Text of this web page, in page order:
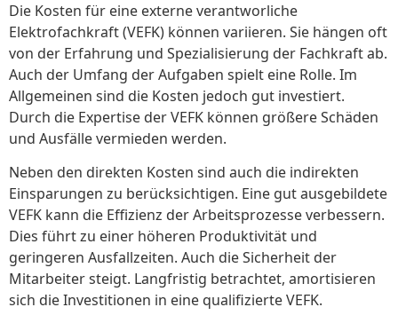
Die Kosten für eine externe verantworliche
Elektrofachkraft (VEFK) können variieren. Sie hängen oft
von der Erfahrung und Spezialisierung der Fachkraft ab.
Auch der Umfang der Aufgaben spielt eine Rolle. Im
Allgemeinen sind die Kosten jedoch gut investiert.
Durch die Expertise der VEFK können größere Schäden
und Ausfälle vermieden werden.
Neben den direkten Kosten sind auch die indirekten
Einsparungen zu berücksichtigen. Eine gut ausgebildete
VEFK kann die Effizienz der Arbeitsprozesse verbessern.
Dies führt zu einer höheren Produktivität und
geringeren Ausfallzeiten. Auch die Sicherheit der
Mitarbeiter steigt. Langfristig betrachtet, amortisieren
sich die Investitionen in eine qualifizierte VEFK.